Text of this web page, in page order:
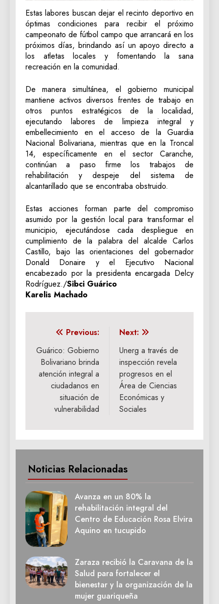
Estas labores buscan dejar el recinto deportivo en
óptimas condiciones para recibir el próximo
campeonato de fútbol campo que arrancará en los
próximos días, brindando así un apoyo directo a
los atletas locales y fomentando la sana
recreación en la comunidad.
De manera simultánea, el gobierno municipal
mantiene activos diversos frentes de trabajo en
otros puntos estratégicos de la localidad,
ejecutando labores de limpieza integral y
embellecimiento en el acceso de la Guardia
Nacional Bolivariana, mientras que en la Troncal
14, específicamente en el sector Caranche,
continúan a paso firme los trabajos de
rehabilitación y despeje del sistema de
alcantarillado que se encontraba obstruido.
Estas acciones forman parte del compromiso
asumido por la gestión local para transformar el
municipio, ejecutándose cada despliegue en
cumplimiento de la palabra del alcalde Carlos
Castillo, bajo las orientaciones del gobernador
Donald Donaire y el Ejecutivo Nacional
encabezado por la presidenta encargada Delcy
Rodríguez./Sibci Guárico
Karelis Machado
Navegación
de
entradas
Previous:
Guárico: ‎Gobierno
Bolivariano brinda
atención integral a
ciudadanos en
situación de
vulnerabilidad
Next:
Unerg a través de
inspección revela
progresos en el
Área de Ciencias
Económicas y
Sociales
Noticias Relacionadas
Avanza en un 80% la
rehabilitación integral del
Centro de Educación Rosa Elvira
Aquino en tucupido
Zaraza recibió la Caravana de la
Salud para fortalecer el
bienestar y la organización de la
mujer guariqueña